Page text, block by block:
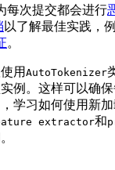
每次提交都会进行
以了解最佳实践，
。
用AutoTokenizer
例。这样可以确
学习如何使用新
extractor和